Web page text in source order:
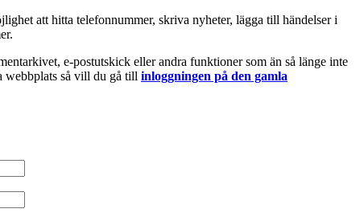
att hitta telefonnummer, skriva nyheter, lägga till händelser i
e-postutskick eller andra funktioner som än så länge inte
webbplats så vill du gå till inloggningen på den gamla